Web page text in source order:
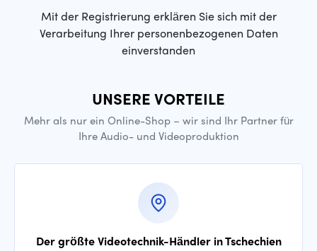
Mit der Registrierung erklären Sie sich mit der
Verarbeitung Ihrer personenbezogenen Daten
einverstanden
UNSERE VORTEILE
Mehr als nur ein Online-Shop – wir sind Ihr Partner für
Ihre Audio- und Videoproduktion
Der größte Videotechnik-Händler in Tschechien